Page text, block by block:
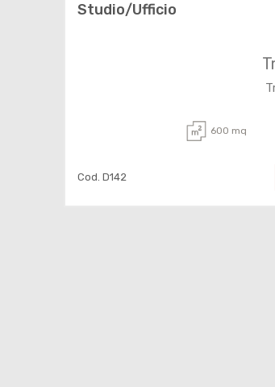
Studio/Ufficio
600 mq
Cod. D142